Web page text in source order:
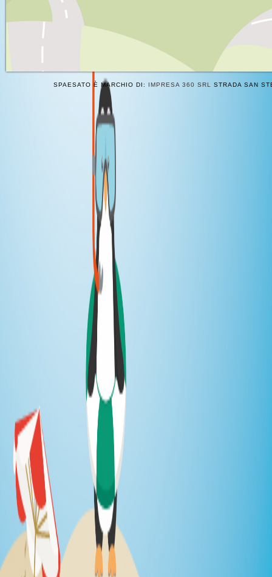
SPAESATO È MARCHIO DI: IMPRESA 360 SRL STRADA SAN